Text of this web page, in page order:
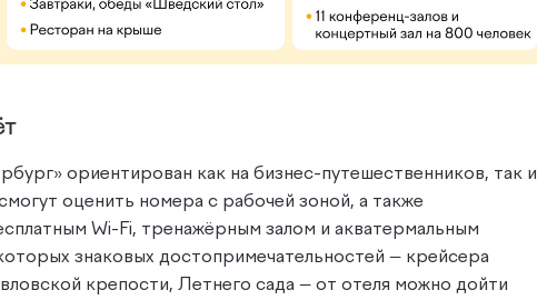
ориентирован как на бизнес-путешественников, так и
оценить номера с рабочей зоной, а также
Wi-Fi, тренажёрным залом и акватермальным
знаковых достопримечательностей — крейсера
крепости, Летнего сада — от отеля можно дойти